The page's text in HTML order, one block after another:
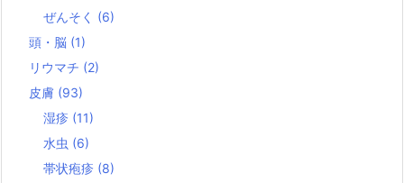
ぜんそく (6)
頭・脳 (1)
リウマチ (2)
皮膚 (93)
湿疹 (11)
水虫 (6)
帯状疱疹 (8)